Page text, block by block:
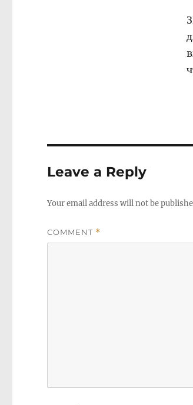
Leave a Reply
Your email address will not be
COMMENT *